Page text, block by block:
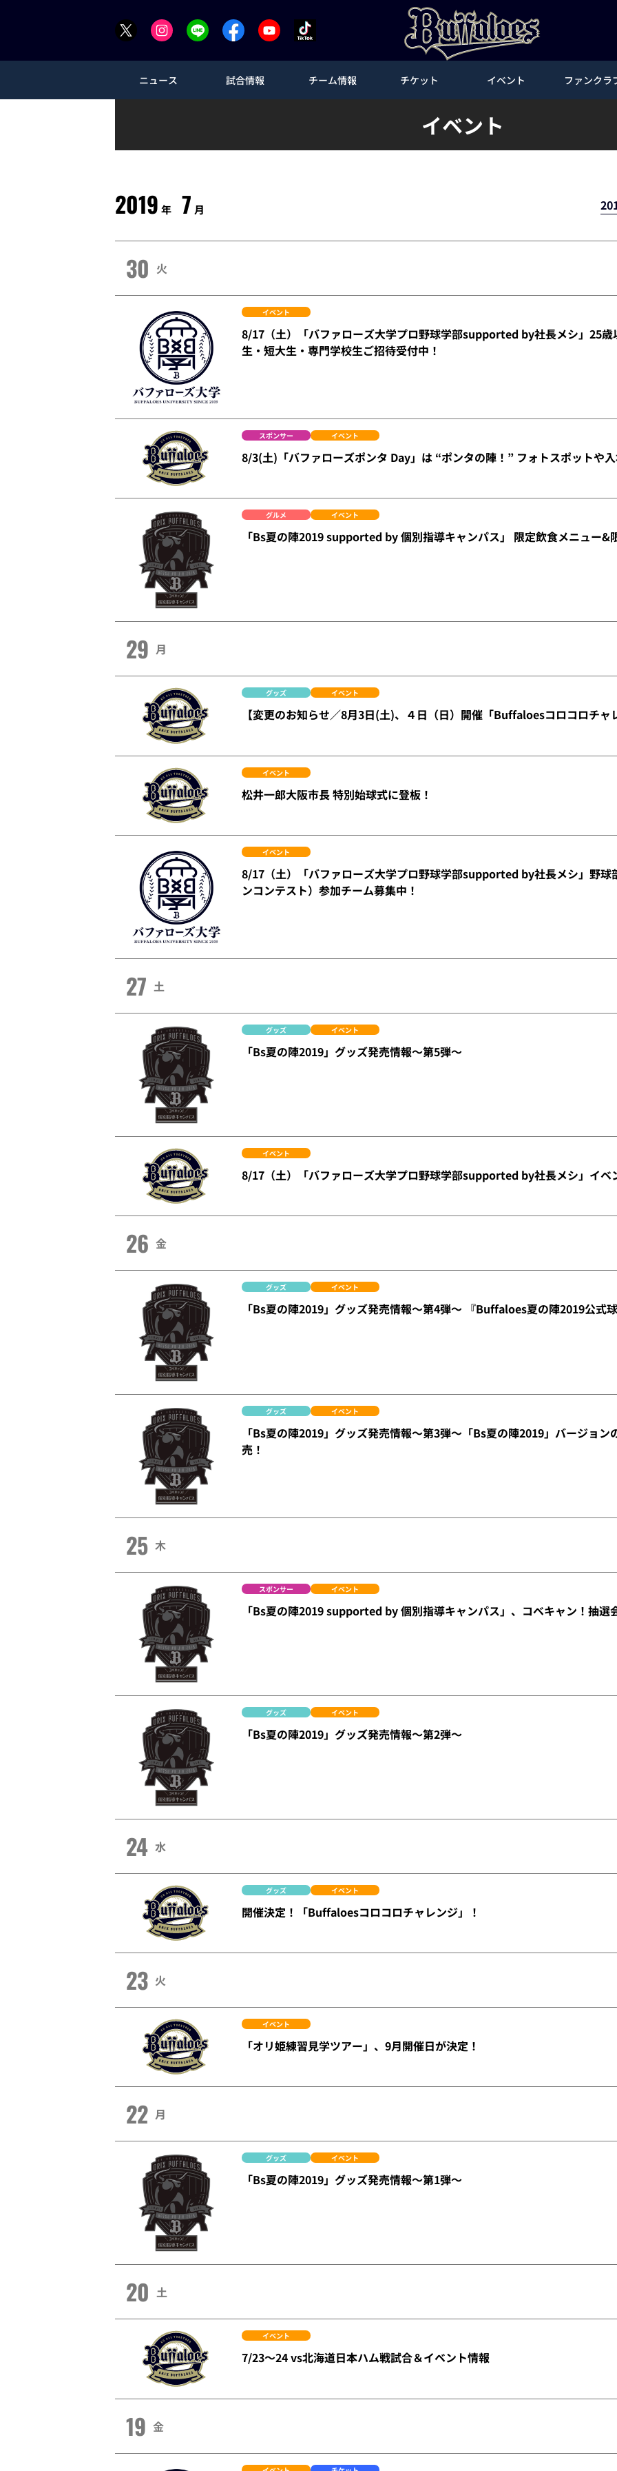
ニュース 試合情報 チーム情報 チケット イベント ファンクラ
イベント
2019 年 7 月
30 火
イベント
8/17（土）「バファローズ大学プロ野球学部supported by社長メシ」25歳
生・短大生・専門学校生ご招待受付中！
スポンサー イベント
8/3(土)「バファローズポンタ Day」は “ポンタの陣！” フォトスポットや
グルメ イベント
「Bs夏の陣2019 supported by 個別指導キャンパス」 限定飲食メニュー&
29 月
グッズ イベント
【変更のお知らせ／8月3日(土)、４日（日）開催「Buffaloesコロコロチャ
イベント
松井一郎大阪市長 特別始球式に登板！
イベント
8/17（土）「バファローズ大学プロ野球学部supported by社長メシ」野球
ンコンテスト）参加チーム募集中！
27 土
グッズ イベント
「Bs夏の陣2019」グッズ発売情報～第5弾～
イベント
8/17（土）「バファローズ大学プロ野球学部supported by社長メシ」イベ
26 金
グッズ イベント
「Bs夏の陣2019」グッズ発売情報～第4弾～ 『Buffaloes夏の陣2019公式
グッズ イベント
「Bs夏の陣2019」グッズ発売情報～第3弾～「Bs夏の陣2019」バージョ
売！
25 木
スポンサー イベント
「Bs夏の陣2019 supported by 個別指導キャンパス」、コベキャン！抽選
グッズ イベント
「Bs夏の陣2019」グッズ発売情報～第2弾～
24 水
グッズ イベント
開催決定！「Buffaloesコロコロチャレンジ」！
23 火
イベント
「オリ姫練習見学ツアー」、9月開催日が決定！
22 月
グッズ イベント
「Bs夏の陣2019」グッズ発売情報～第1弾～
20 土
イベント
7/23～24 vs北海道日本ハム戦試合＆イベント情報
19 金